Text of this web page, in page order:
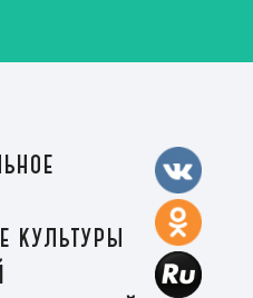
культуры